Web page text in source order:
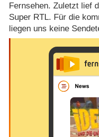
Fernsehen. Zuletzt lief
Super RTL. Für die
liegen uns keine